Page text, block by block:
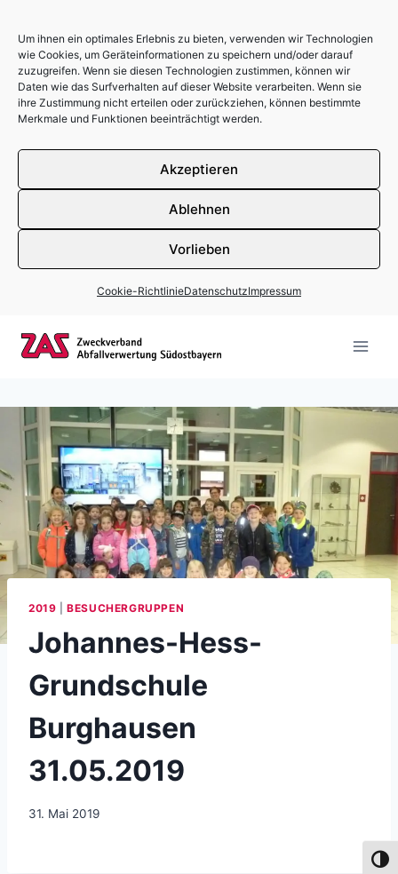
Um ihnen ein optimales Erlebnis zu bieten, verwenden wir Technologien
wie Cookies, um Geräteinformationen zu speichern und/oder darauf
zuzugreifen. Wenn sie diesen Technologien zustimmen, können wir
Daten wie das Surfverhalten auf dieser Website verarbeiten. Wenn sie
ihre Zustimmung nicht erteilen oder zurückziehen, können bestimmte
Merkmale und Funktionen beeinträchtigt werden.
Akzeptieren
Ablehnen
Vorlieben
Cookie-RichtlinieDatenschutzImpressum
2019 |BESUCHERGRUPPEN
Johannes-Hess-
Grundschule
Burghausen
31.05.2019
31. Mai 2019